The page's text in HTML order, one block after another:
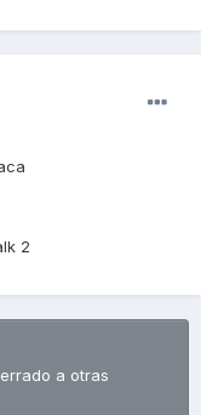
2
a otras